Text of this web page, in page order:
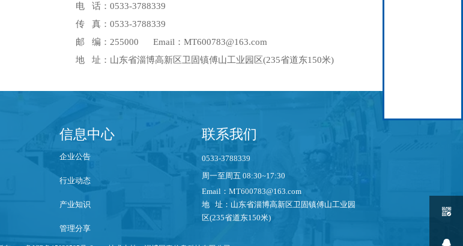
电 话：0533-3788339
传 真：0533-3788339
邮 编：255000 Email：MT600783@163.com
地 址：山东省淄博高新区卫固镇傅山工业园区(235省道东150米)
信息中心
企业公告
行业动态
产业知识
管理分享
联系我们
0533-3788339
周一至周五 08:30~17:30
Email：MT600783@163.com
地 址：山东省淄博高新区卫固镇傅山工业园
区(235省道东150米)

